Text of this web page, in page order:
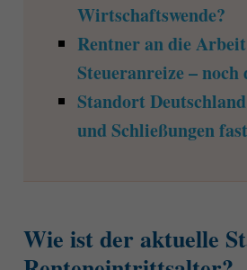
Wirtschaftswende?
Rentner an die
Steueranreize – noch
Standort
und Schließungen
Wie ist der aktuelle